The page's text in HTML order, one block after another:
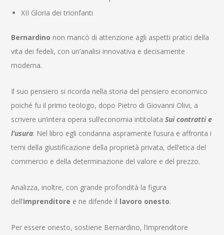
XII Gloria dei trionfanti
Bernardino non mancò di attenzione agli aspetti pratici della
vita dei fedeli, con un’analisi innovativa e decisamente
moderna.
Il suo pensiero si ricorda nella storia del pensiero economico
poiché fu il primo teologo, dopo Pietro di Giovanni Olivi, a
scrivere un’intera opera sull’economia intitolataSui contratti e
l’usura. Nel libro egli condanna aspramente l’usura e affronta i
temi della giustificazione della proprietà privata, dell’etica del
commercio e della determinazione del valore e del prezzo.
Analizza, inoltre, con grande profondità la figura
dell’imprenditore e ne difende il lavoro onesto.
Per essere onesto, sostiene Bernardino, l’imprenditore